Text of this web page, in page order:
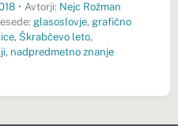
• Avtorji: Nejc Rožman
glasoslovje, grafično
, Škrabčevo leto,
, nadpredmetno znanje